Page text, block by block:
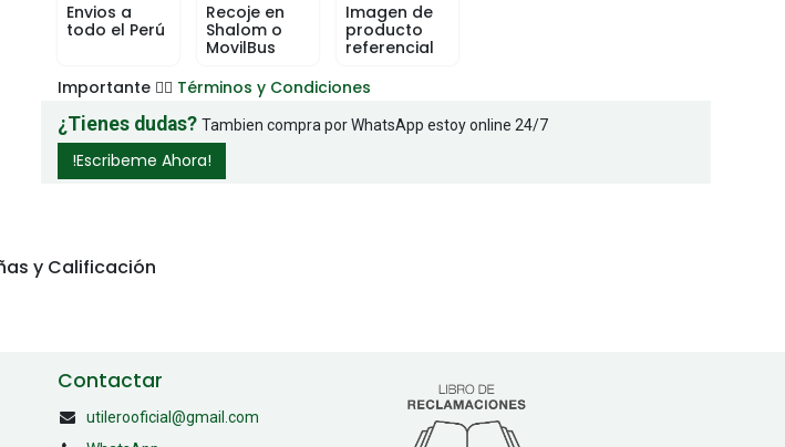
Envios a
todo el Perú
Recoje en
Shalom o
MovilBus
Imagen de
producto
referencial
Importante 👉🏻 Términos y Condiciones
¿Tienes dudas? Tambien compra por WhatsApp estoy online 24/7
!Escribeme Ahora!
y Calificación
Contactar
utilerooficial@gmail.com